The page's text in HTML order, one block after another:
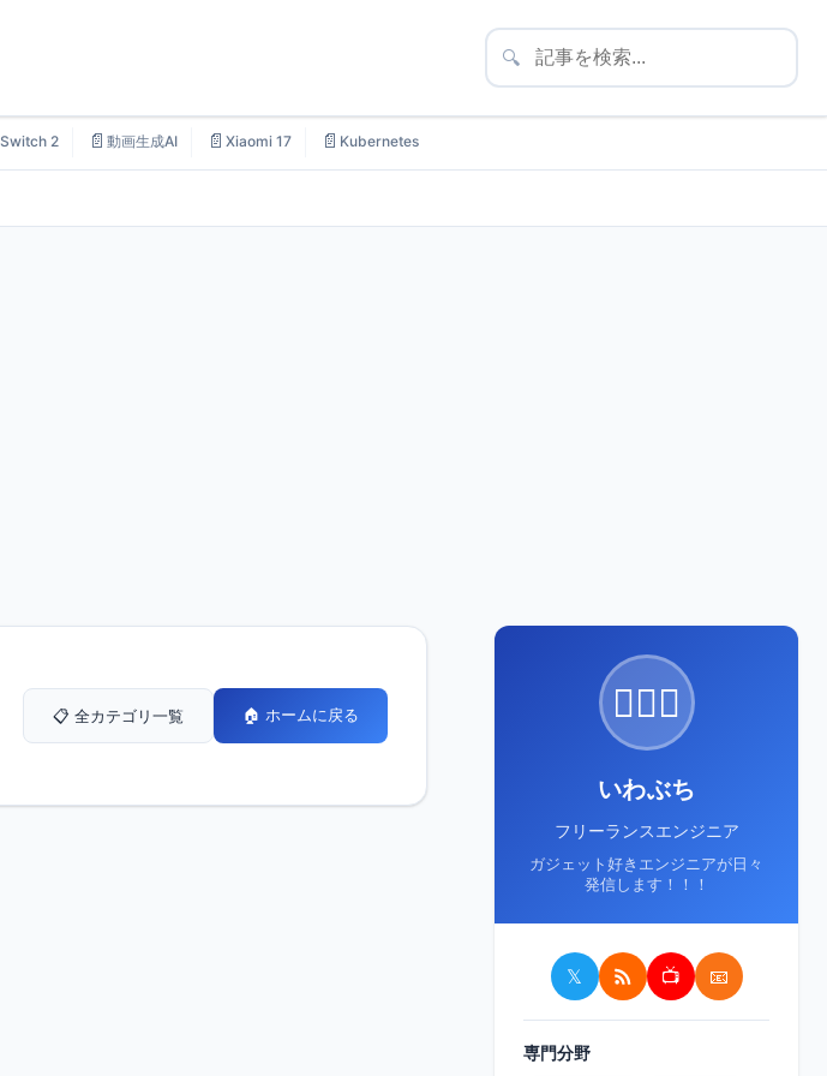
🔍
Switch 2 📄 動画生成AI 📄 Xiaomi 17 📄 Kubernetes
📋 全カテゴリ一覧 🏠 ホームに戻る 🙋🏻‍♂️
いわぶち
フリーランスエンジニア
ガジェット好きエンジニアが日々
発信します！！！
𝕏 📺 📧
専門分野